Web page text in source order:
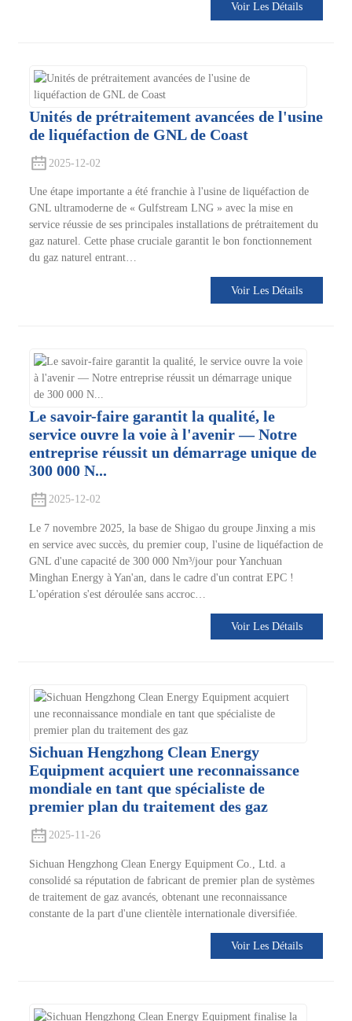
Voir Les Détails
Unités de prétraitement avancées de l'usine
de liquéfaction de GNL de Coast
2025-12-02
Une étape importante a été franchie à l'usine de liquéfaction de
GNL ultramoderne de « Gulfstream LNG » avec la mise en
service réussie de ses principales installations de prétraitement du
gaz naturel. Cette phase cruciale garantit le bon fonctionnement
du gaz naturel entrant…
Voir Les Détails
Le savoir-faire garantit la qualité, le
service ouvre la voie à l'avenir — Notre
entreprise réussit un démarrage unique de
300 000 N...
2025-12-02
Le 7 novembre 2025, la base de Shigao du groupe Jinxing a mis
en service avec succès, du premier coup, l'usine de liquéfaction de
GNL d'une capacité de 300 000 Nm³/jour pour Yanchuan
Minghan Energy à Yan'an, dans le cadre d'un contrat EPC !
L'opération s'est déroulée sans accroc…
Voir Les Détails
Sichuan Hengzhong Clean Energy
Equipment acquiert une reconnaissance
mondiale en tant que spécialiste de
premier plan du traitement des gaz
2025-11-26
Sichuan Hengzhong Clean Energy Equipment Co., Ltd. a
consolidé sa réputation de fabricant de premier plan de systèmes
de traitement de gaz avancés, obtenant une reconnaissance
constante de la part d'une clientèle internationale diversifiée.
Voir Les Détails